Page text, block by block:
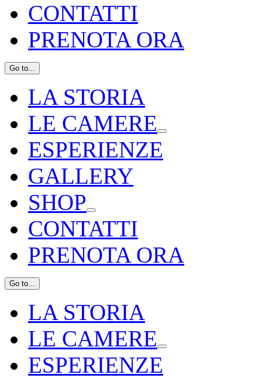
CONTATTI
PRENOTA ORA
Go to...
LA STORIA
LE CAMERE
ESPERIENZE
GALLERY
SHOP
CONTATTI
PRENOTA ORA
Go to...
LA STORIA
LE CAMERE
ESPERIENZE